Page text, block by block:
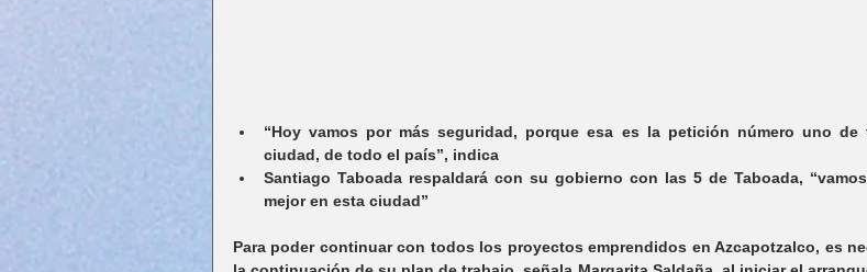
“Hoy vamos por más seguridad, porque esa es la petición número uno de
ciudad, de todo el país”, indica
Santiago Taboada respaldará con su gobierno con las 5 de Taboada,
mejor en esta ciudad”
Para poder continuar con todos los proyectos emprendidos en Azcapotzalco, es